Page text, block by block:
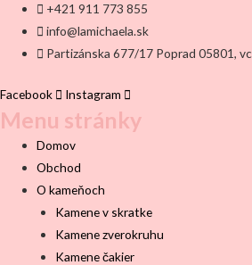
+421 911 773 855
info@lamichaela.sk
Partizánska 677/17 Poprad 05801,
Facebook Instagram
Menu stránky
Domov
Obchod
O kameňoch
Kamene v skratke
Kamene zverokruhu
Kamene čakier